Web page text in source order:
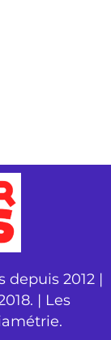
depuis 2012 |
| Les